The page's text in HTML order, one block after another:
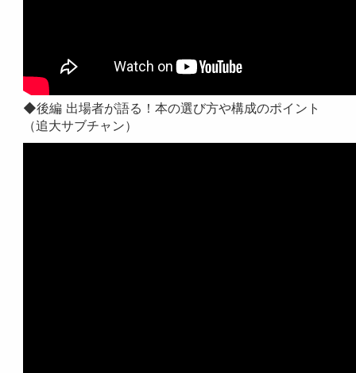
◆後編 出場者が語る！本の選び方や構成のポイント
（追大サブチャン）